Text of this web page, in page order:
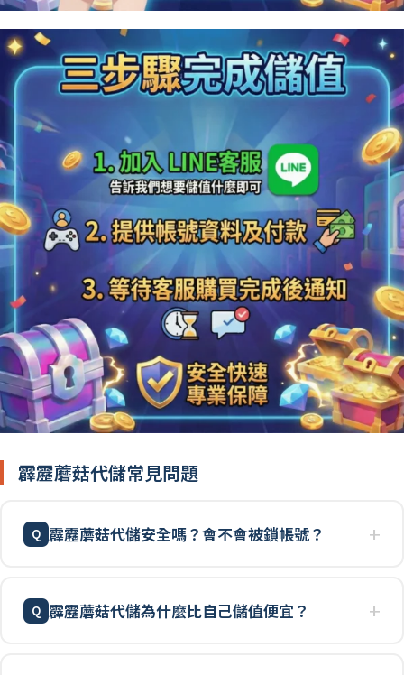
霹靂蘑菇代儲常見問題
霹靂蘑菇代儲安全嗎？會不會被鎖帳號？
霹靂蘑菇代儲為什麼比自己儲值便宜？